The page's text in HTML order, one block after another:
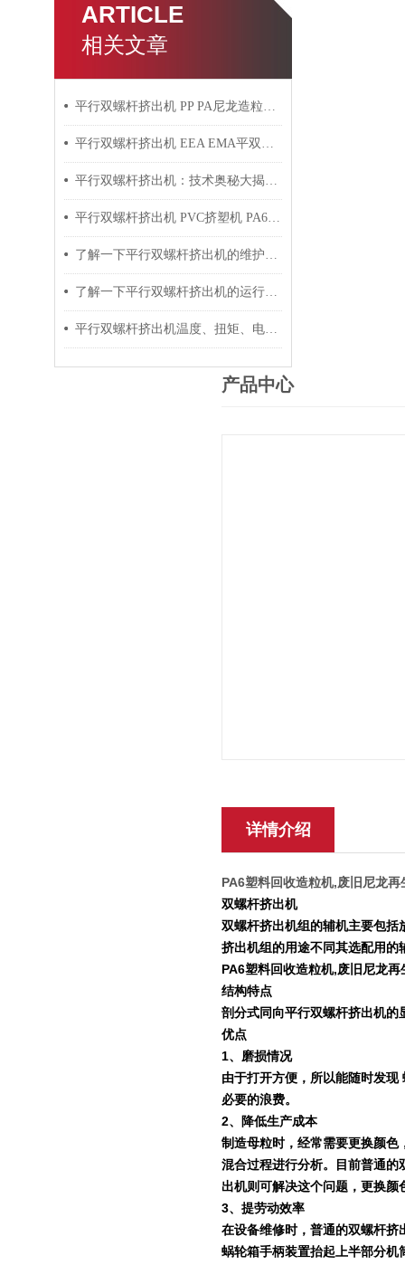
ARTICLE
相关文章
平行双螺杆挤出机 PP PA尼龙造粒机技术参数
平行双螺杆挤出机 EEA EMA平双挤出机 双螺杆挤出机技术参数
平行双螺杆挤出机：技术奥秘大揭秘！
平行双螺杆挤出机 PVC挤塑机 PA6+玻纤挤出造粒机技术参数
了解一下平行双螺杆挤出机的维护保养方法吧
了解一下平行双螺杆挤出机的运行过程吧
平行双螺杆挤出机温度、扭矩、电流控制要点
产品中心
详情介绍
PA6塑料回收造粒机,废旧尼龙再
双螺杆挤出机
双螺杆挤出机组的辅机主要包
挤出机组的用途不同其选配用
PA6塑料回收造粒机,废旧尼龙再
结构特点
剖分式同向平行双螺杆挤出机的
优点
1、磨损情况
由于打开方便，所以能随时发
必要的浪费。
2、降低生产成本
制造母粒时，经常需要更换颜
混合过程进行分析。目前普通的
出机则可解决这个问题，更换
3、提劳动效率
在设备维修时，普通的双螺杆
蜗轮箱手柄装置抬起上半部分机